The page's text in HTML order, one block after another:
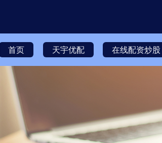
首页 天宇优配 在线配资炒股